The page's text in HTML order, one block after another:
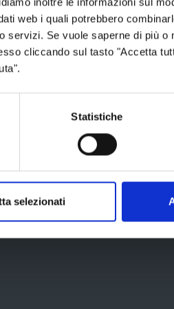
web i quali potrebbero
Se vuole saperne di più o
cliccando sul tasto "Accetta
Statistiche
selezionati
coordinamento:
di prima, questo